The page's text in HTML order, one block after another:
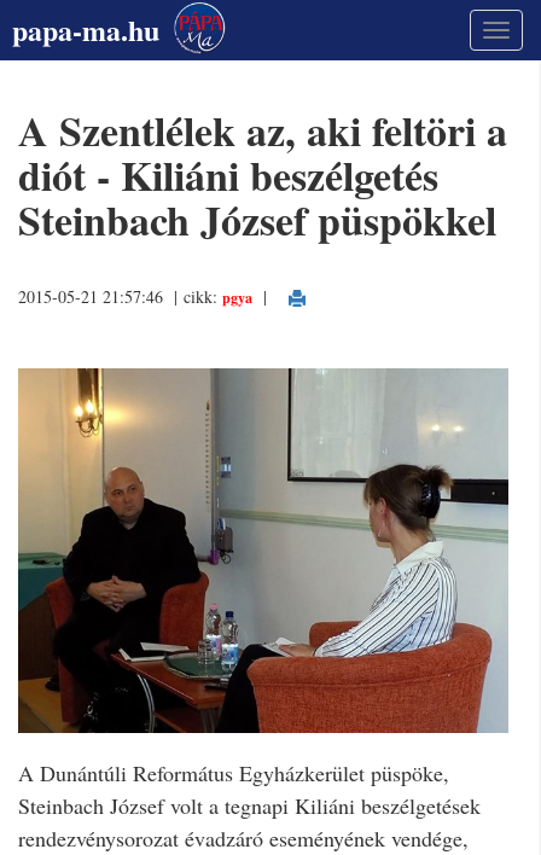
papa-ma.hu
A Szentlélek az, aki feltöri a
diót - Kiliáni beszélgetés
Steinbach József püspökkel
2015-05-21 21:57:46 | cikk: pgya |
A Dunántúli Református Egyházkerület püspöke,
Steinbach József volt a tegnapi Kiliáni beszélgetések
rendezvénysorozat évadzáró eseményének vendége,